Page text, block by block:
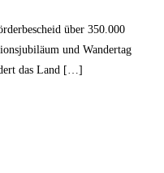
über 350.000
und Wandertag
das Land […]